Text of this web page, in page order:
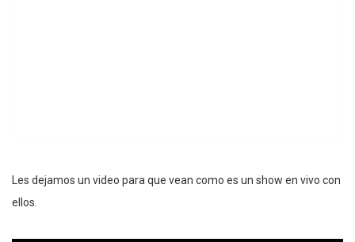
Les dejamos un video para que vean como es un show en vivo con
ellos.